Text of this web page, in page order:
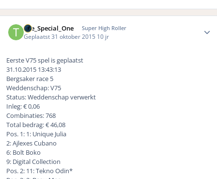
The_Special_One Super High Roller
Geplaatst 31 oktober 2015 10 jr
Eerste V75 spel is geplaatst
31.10.2015 13:43:13
Bergsaker race 5
Weddenschap: V75
Status: Weddenschap verwerkt
Inleg: € 0,06
Combinaties: 768
Total bedrag: € 46,08
Pos. 1: 1: Unique Julia
2: Ajlexes Cubano
6: Bolt Boko
9: Digital Collection
Pos. 2: 11: Tekno Odin*